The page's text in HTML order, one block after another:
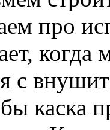
про
когда
с
каска